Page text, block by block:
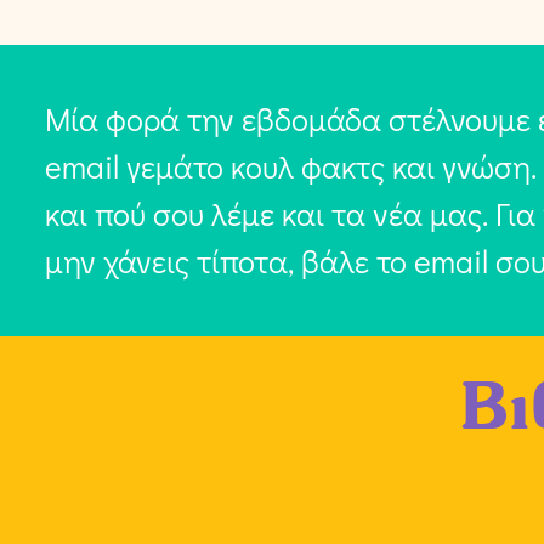
Μία φορά την εβδομάδα στέλνουμε
email γεμάτο κουλ φακτς και
και πού σου λέμε και τα νέα μας.
μην χάνεις τίποτα, βάλε το email